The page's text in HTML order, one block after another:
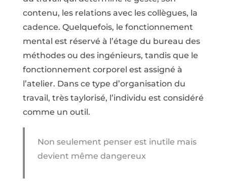
contenu, les relations avec les collègues, la
cadence. Quelquefois, le fonctionnement
mental est réservé à l’étage du bureau des
méthodes ou des ingénieurs, tandis que le
fonctionnement corporel est assigné à
l’atelier. Dans ce type d’organisation du
travail, très taylorisé, l’individu est considéré
comme un outil.
Non seulement penser est inutile mais
devient même dangereux